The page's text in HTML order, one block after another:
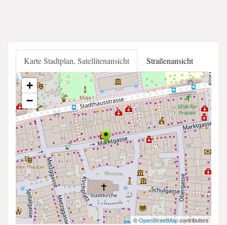
Karte Stadtplan, Satellitenansicht Straßenansicht
+
−
©OpenStreetMapcontributors